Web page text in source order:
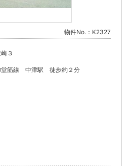
物件No.：K2327
３
堂筋線 中津駅 徒歩約２分